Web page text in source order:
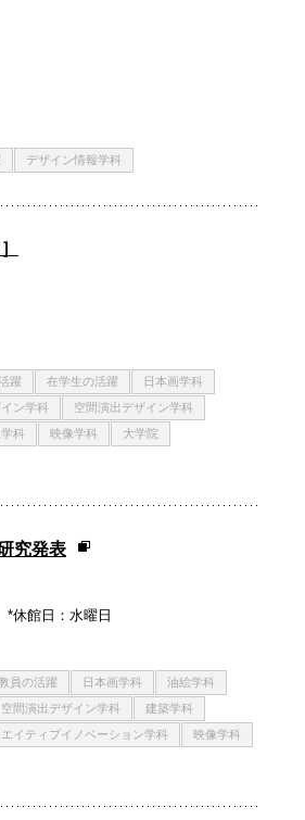
デザイン情報学科
躍 在学生の活躍
日本画学科
ン学科
空間演出デザイン学科
科 映像学科
大学院
究発表
休館日：水曜日
員の活躍 日本画学科
油絵学科
空間演出デザイン学科
建築学科
イティブイノベーション学科
映像学科